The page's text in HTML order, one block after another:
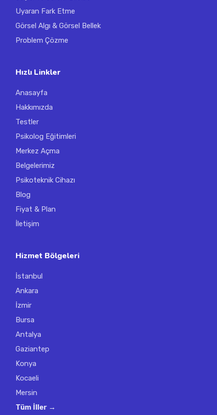
Uyaran Fark Etme
Görsel Algı & Görsel Bellek
Problem Çözme
Hızlı Linkler
Anasayfa
Hakkımızda
Testler
Psikolog Eğitimleri
Merkez Açma
Belgelerimiz
Psikoteknik Cihazı
Blog
Fiyat & Plan
İletişim
Hizmet Bölgeleri
İstanbul
Ankara
İzmir
Bursa
Antalya
Gaziantep
Konya
Kocaeli
Mersin
Tüm İller →